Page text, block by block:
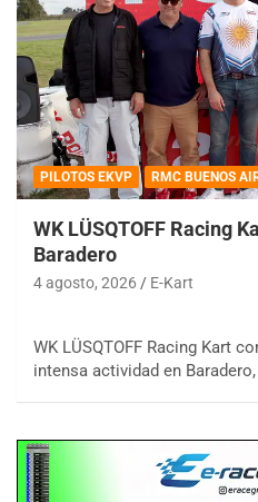
PILOTOS EKVP RMC BUENOS
WK LÜSQTOFF Racing
Baradero
4 agosto, 2026 E-Kart
WK LÜSQTOFF Racing Kart
intensa actividad en